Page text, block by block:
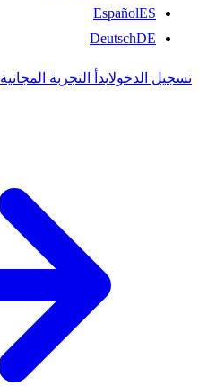
EspañolES
DeutschDE
تسجيل الدخولابدأ التجربة المجانية